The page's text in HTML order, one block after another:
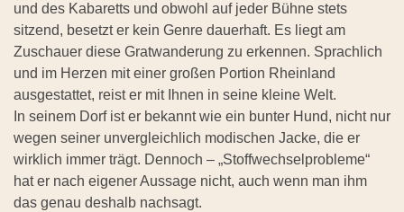
und des Kabaretts und obwohl auf jeder Bühne stets
sitzend, besetzt er kein Genre dauerhaft. Es liegt am
Zuschauer diese Gratwanderung zu erkennen. Sprachlich
und im Herzen mit einer großen Portion Rheinland
ausgestattet, reist er mit Ihnen in seine kleine Welt.
In seinem Dorf ist er bekannt wie ein bunter Hund, nicht nur
wegen seiner unvergleichlich modischen Jacke, die er
wirklich immer trägt. Dennoch – „Stoffwechselprobleme“
hat er nach eigener Aussage nicht, auch wenn man ihm
das genau deshalb nachsagt.